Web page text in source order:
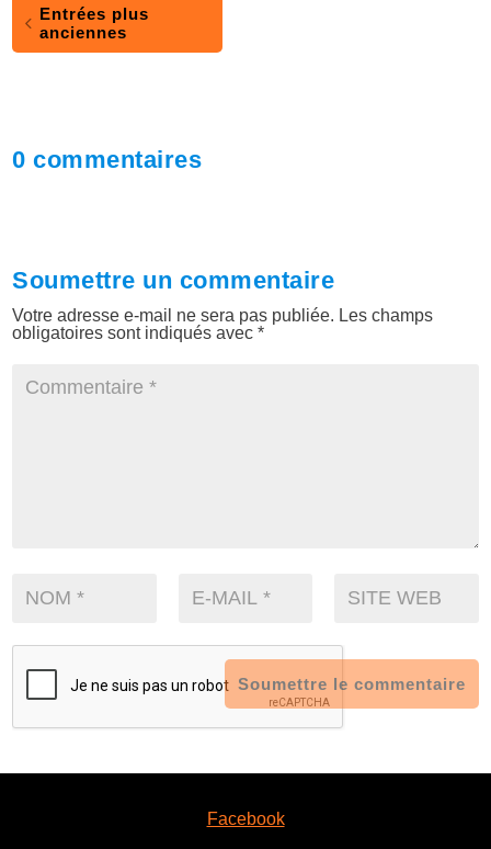
Entrées plus
anciennes
0 commentaires
Soumettre un commentaire
Votre adresse e-mail ne sera pas publiée. Les champs
obligatoires sont indiqués avec*
Soumettre le commentaire
Facebook